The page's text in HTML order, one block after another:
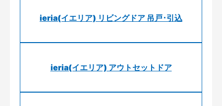
ieria(イエリア) リビングドア 吊戸･引込
ieria(イエリア) アウトセットドア